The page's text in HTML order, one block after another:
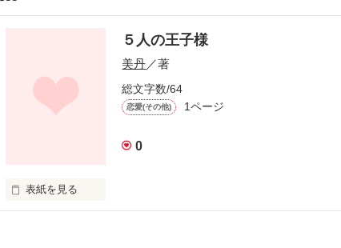
５人の王子様
美丹／著
総文字数/64
恋愛(その他) 1ページ
0
表紙を見る